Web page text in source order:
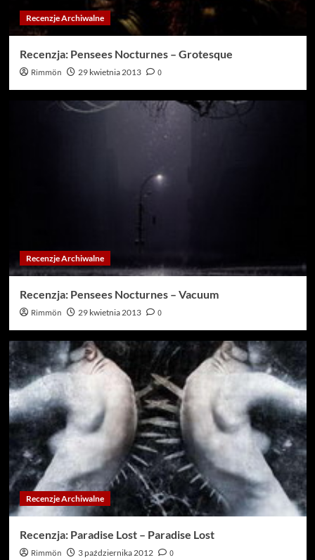
Recenzje Archiwalne
Recenzja: Pensees Nocturnes – Grotesque
Rimmön 29 kwietnia 2013 0
Recenzje Archiwalne
Recenzja: Pensees Nocturnes – Vacuum
Rimmön 29 kwietnia 2013 0
Recenzje Archiwalne
Recenzja: Paradise Lost – Paradise Lost
Rimmön 3 października 2012 0